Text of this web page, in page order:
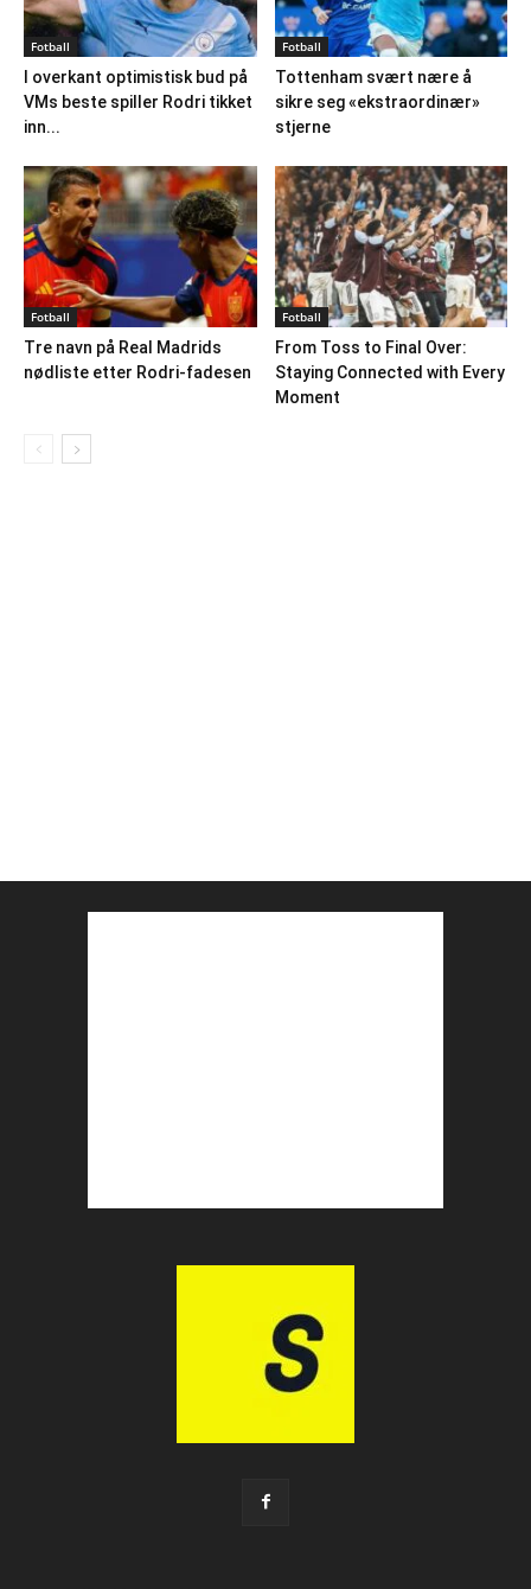
Fotball
I overkant optimistisk bud på
VMs beste spiller Rodri tikket
inn...
Fotball
Tottenham svært nære å
sikre seg «ekstraordinær»
stjerne
Fotball
Tre navn på Real Madrids
nødliste etter Rodri-fadesen
Fotball
From Toss to Final Over:
Staying Connected with Every
Moment